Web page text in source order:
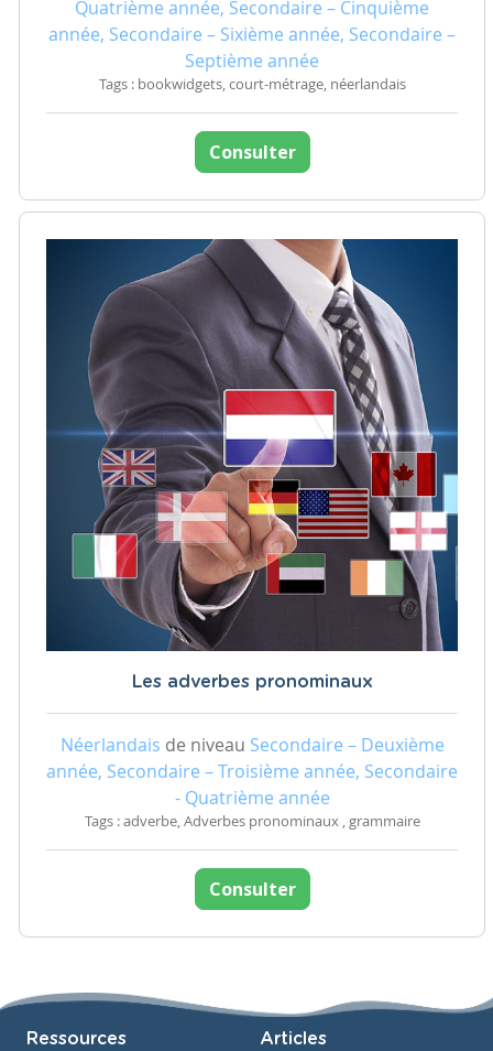
Quatrième année, Secondaire – Cinquième
année, Secondaire – Sixième année, Secondaire –
Septième année
Tags : bookwidgets, court-métrage, néerlandais
Consulter
Les adverbes pronominaux
Néerlandais de niveau Secondaire – Deuxième
année, Secondaire – Troisième année, Secondaire
- Quatrième année
Tags : adverbe, Adverbes pronominaux , grammaire
Consulter
Ressources Articles